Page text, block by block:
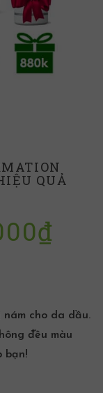
QUẢ
₫
cho da dầu.
đều màu
bạn!